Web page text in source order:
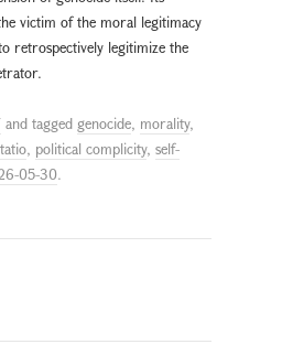
victim of the moral legitimacy
retrospectively legitimize the
and tagged genocide, morality,
, political complicity, self-
05-30.